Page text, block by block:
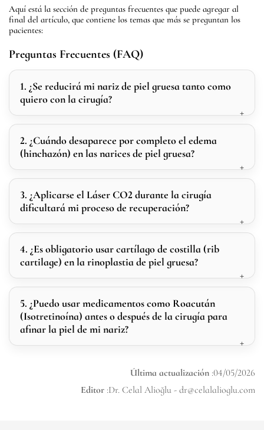
Aquí está la sección de preguntas frecuentes que puede agregar al
final del artículo, que contiene los temas que más se preguntan los
pacientes:
Preguntas Frecuentes (FAQ)
1. ¿Se reducirá mi nariz de piel gruesa tanto como
quiero con la cirugía?
2. ¿Cuándo desaparece por completo el edema
(hinchazón) en las narices de piel gruesa?
3. ¿Aplicarse el Láser CO2 durante la cirugía
dificultará mi proceso de recuperación?
4. ¿Es obligatorio usar cartílago de costilla (rib
cartilage) en la rinoplastia de piel gruesa?
5. ¿Puedo usar medicamentos como Roacután
(Isotretinoína) antes o después de la cirugía para
afinar la piel de mi nariz?
Última actualización :04/05/2026
Editor :Dr. Celal Alioğlu - dr@celalalioglu.com